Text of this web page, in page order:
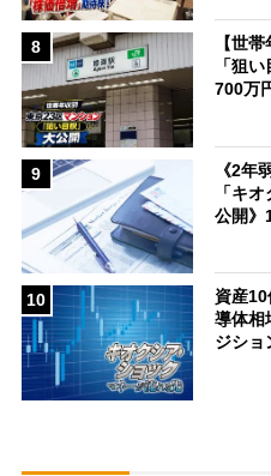
8
【世
「狙
700万
9
《2年
「キ
公開
10
資産
導体
ジシ